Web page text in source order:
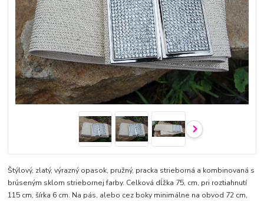
Štýlový, zlatý, výrazný opasok, pružný, pracka strieborná a kombinovaná s
brúseným sklom striebornej farby. Celková dĺžka 75, cm, pri roztiahnutí
115 cm, šírka 6 cm. Na pás, alebo cez boky minimálne na obvod 72 cm,